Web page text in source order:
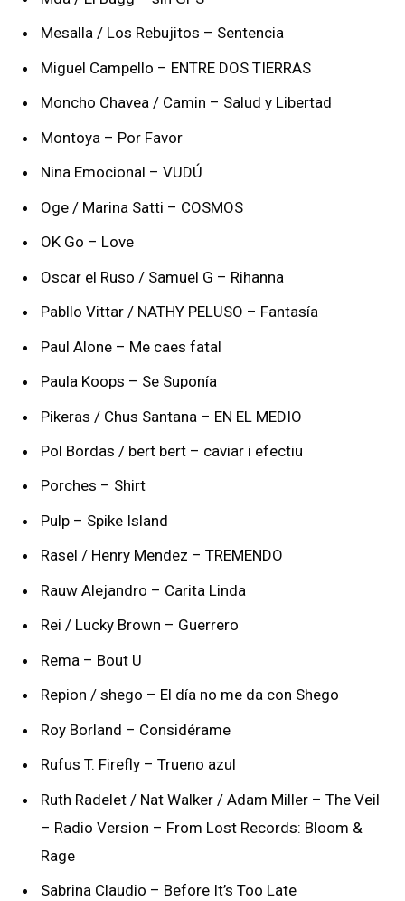
Mesalla / Los Rebujitos – Sentencia
Miguel Campello – ENTRE DOS TIERRAS
Moncho Chavea / Camin – Salud y Libertad
Montoya – Por Favor
Nina Emocional – VUDÚ
Oge / Marina Satti – COSMOS
OK Go – Love
Oscar el Ruso / Samuel G – Rihanna
Pabllo Vittar / NATHY PELUSO – Fantasía
Paul Alone – Me caes fatal
Paula Koops – Se Suponía
Pikeras / Chus Santana – EN EL MEDIO
Pol Bordas / bert bert – caviar i efectiu
Porches – Shirt
Pulp – Spike Island
Rasel / Henry Mendez – TREMENDO
Rauw Alejandro – Carita Linda
Rei / Lucky Brown – Guerrero
Rema – Bout U
Repion / shego – El día no me da con Shego
Roy Borland – Considérame
Rufus T. Firefly – Trueno azul
Ruth Radelet / Nat Walker / Adam Miller – The Veil
– Radio Version – From Lost Records: Bloom &
Rage
Sabrina Claudio – Before It’s Too Late